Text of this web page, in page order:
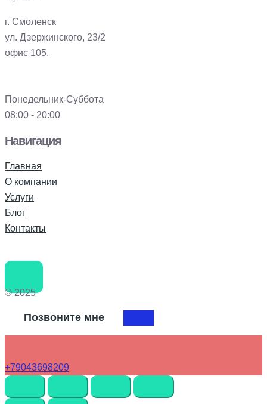
г. Смоленск
ул. Дзержинского, 23/2
офис 105.
Понедельник-Суббота
08:00 - 20:00
Навигация
Главная
О компании
Услуги
Блог
Контакты
© 2025
Позвоните мне
+79043698209